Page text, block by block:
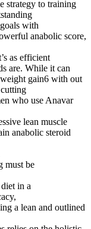
strategy to training
with
anabolic score,
as efficient
are. While it can
gain6 with out
who use Anavar
lean muscle
anabolic steroid
must be
in a
a lean and outlined